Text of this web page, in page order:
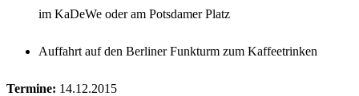
im KaDeWe oder am Potsdamer Platz
Auffahrt auf den Berliner Funkturm zum Kaffeetrinken
Termine: 14.12.2015